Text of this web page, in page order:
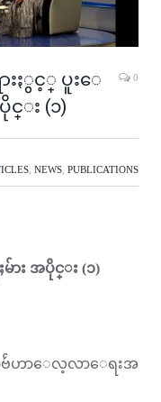
းႏွင့္ ပူးေ
င္း (၁)
0
NEWS PUBLICATIONS
ား အပိုင္း (၁)
ာဗ်ဴဟာေလ့လာေရးအ